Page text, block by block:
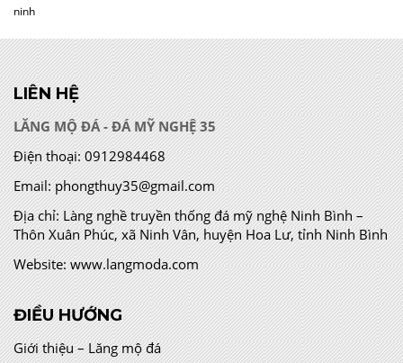
ninh
LIÊN HỆ
LĂNG MỘ ĐÁ - ĐÁ MỸ NGHỆ 35
Điện thoại: 0912984468
Email: phongthuy35@gmail.com
Địa chỉ:Làng nghề truyền thống đá mỹ nghệ Ninh Bình –
Thôn Xuân Phúc, xã Ninh Vân, huyện Hoa Lư, tỉnh Ninh Bình
Website: www.langmoda.com
ĐIỀU HƯỚNG
Giới thiệu – Lăng mộ đá